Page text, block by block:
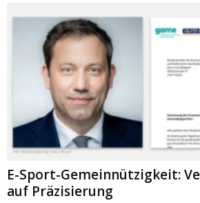
E-Sport-Gemeinnützigkeit:
auf Präzisierung